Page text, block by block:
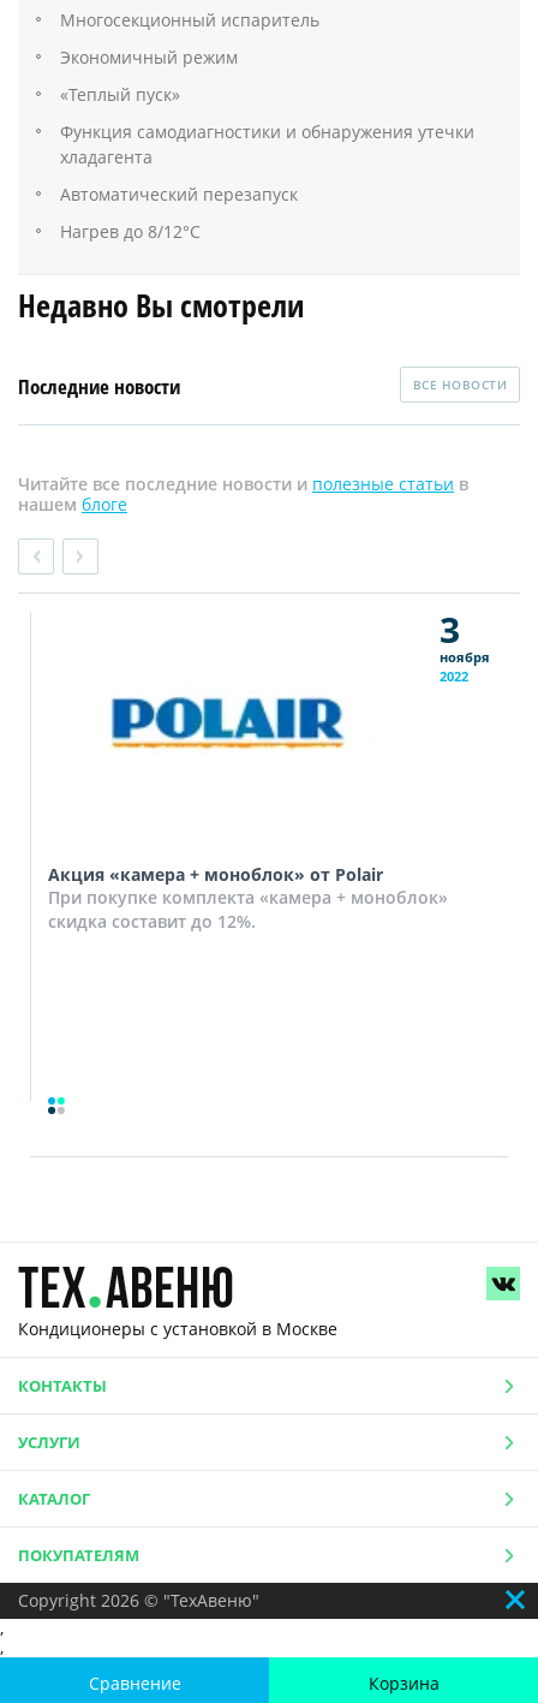
Сравнение Корзина
Многосекционный испаритель
Экономичный режим
«Теплый пуск»
Функция самодиагностики и обнаружения утечки
хладагента
Автоматический перезапуск
Нагрев до 8/12°С
Недавно Вы смотрели
Последние новости ВСЕ НОВОСТИ
Читайте все последние новости и полезные статьи в
нашем блоге
3
ноября
2022
Акция «камера + моноблок» от Polair
При покупке комплекта «камера + моноблок»
скидка составит до 12%.
Кондиционеры с установкой в Москве
КОНТАКТЫ
УСЛУГИ
КАТАЛОГ
ПОКУПАТЕЛЯМ
Copyright 2026 © "ТехАвеню"
,
,